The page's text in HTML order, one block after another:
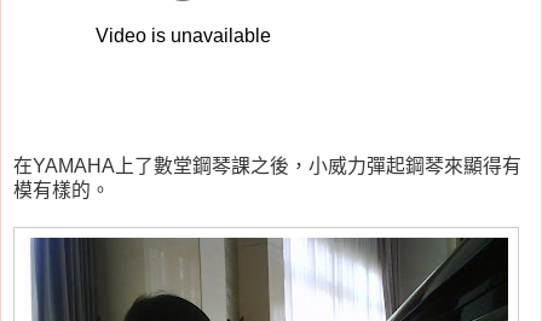
在YAMAHA上了數堂鋼琴課之後，小威力彈起鋼琴來顯得有
模有樣的。